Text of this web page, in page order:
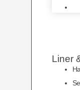
Liner